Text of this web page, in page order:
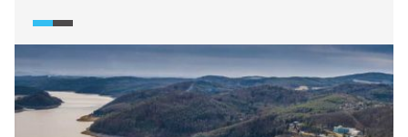
velmi populární.